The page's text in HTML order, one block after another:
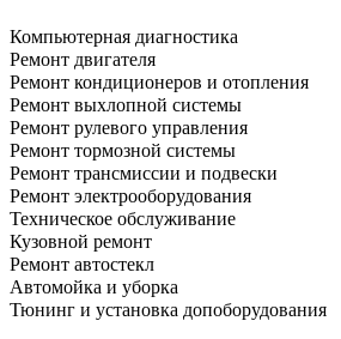
Компьютерная диагностика
Ремонт двигателя
Ремонт кондиционеров и отопления
Ремонт выхлопной системы
Ремонт рулевого управления
Ремонт тормозной системы
Ремонт трансмиссии и подвески
Ремонт электрооборудования
Техническое обслуживание
Кузовной ремонт
Ремонт автостекл
Автомойка и уборка
Тюнинг и установка допоборудования